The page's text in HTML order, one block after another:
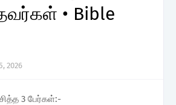
• Bible
2026
3 பேர்கள்:-